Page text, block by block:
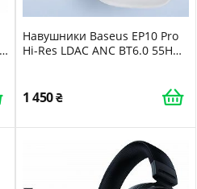
Навушники Baseus EP10 Pro
Hi-Res LDAC ANC BT6.0 55H
1 450